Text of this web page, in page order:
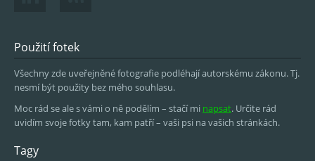
Použití fotek
Všechny zde uveřejněné fotografie podléhají autorskému zákonu. Tj.
nesmí být použity bez mého souhlasu.
Moc rád se ale s vámi o ně podělím – stačí mi napsat. Určite rád
uvidím svoje fotky tam, kam patří – vaši psi na vašich stránkách.
Tagy